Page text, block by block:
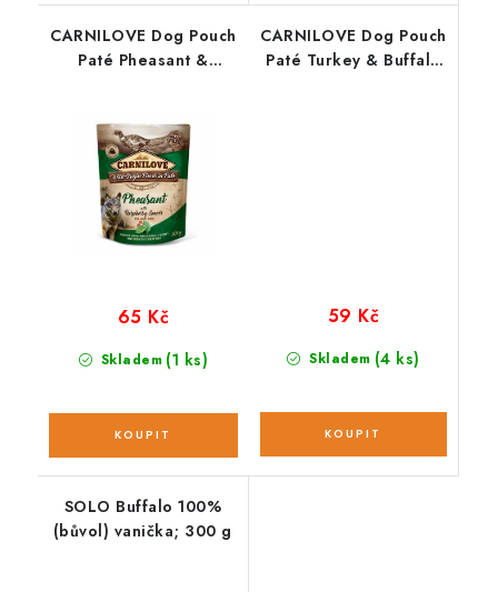
CARNILOVE Dog Pouch
Paté Pheasant &
Skladem (1 ks)
65 Kč
CARNILOVE Dog Pouch
Paté Turkey & Buffalo
Skladem (4 ks)
59 Kč
SOLO Buffalo 100%
(bůvol) vanička; 300 g